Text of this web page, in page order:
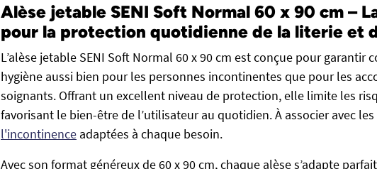
Alèse jetable SENI Soft Normal 60 x 90 cm –
pour la protection quotidienne de la literie et
L’alèse jetable SENI Soft Normal 60 x 90 cm est conçue pour garantir
hygiène aussi bien pour les personnes incontinentes que pour les
soignants. Offrant un excellent niveau de protection, elle limite les
favorisant le bien-être de l’utilisateur au quotidien. À associer avec les
l'incontinence adaptées à chaque besoin.
Avec son format généreux de 60 x 90 cm, chaque alèse s’adapte